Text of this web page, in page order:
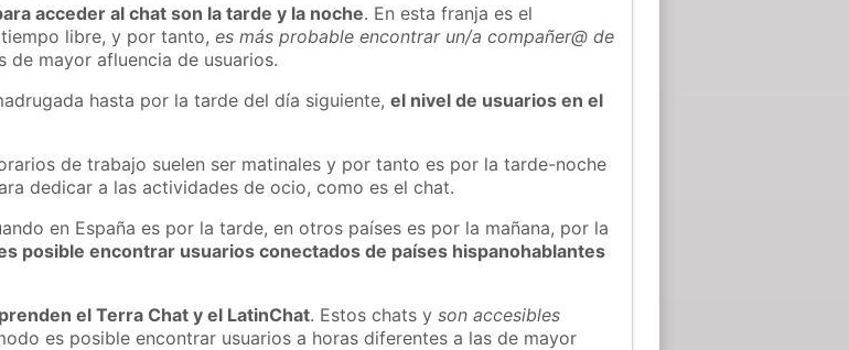
acceder al chat son la tarde y la noche. En esta franja es el
tiempo libre, y por tanto,es más probable encontrar un/a compañer@ de
de mayor afluencia de usuarios.
hasta por la tarde del día siguiente,el nivel de usuarios en el
de trabajo suelen ser matinales y por tanto es por la tarde-noche
dedicar a las actividades de ocio, como es el chat.
en España es por la tarde, en otros países es por la mañana, por la
posible encontrar usuarios conectados de países hispanohablantes
el Terra Chat y el LatinChat. Estos chats yson accesibles
es posible encontrar usuarios a horas diferentes a las de mayor